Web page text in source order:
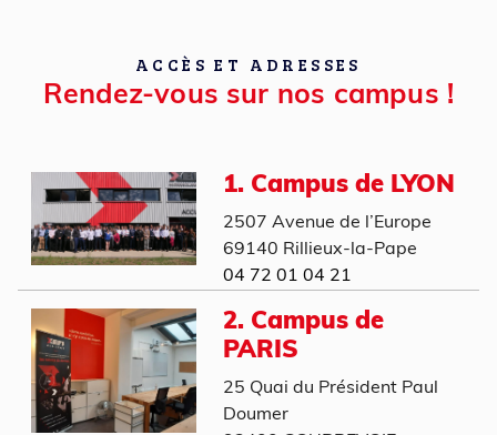
ACCÈS ET ADRESSES
Rendez-vous sur nos campus !
1. Campus de LYON
2507 Avenue de l’Europe
69140 Rillieux-la-Pape
04 72 01 04 21
2. Campus de
PARIS
25 Quai du Président Paul
Doumer